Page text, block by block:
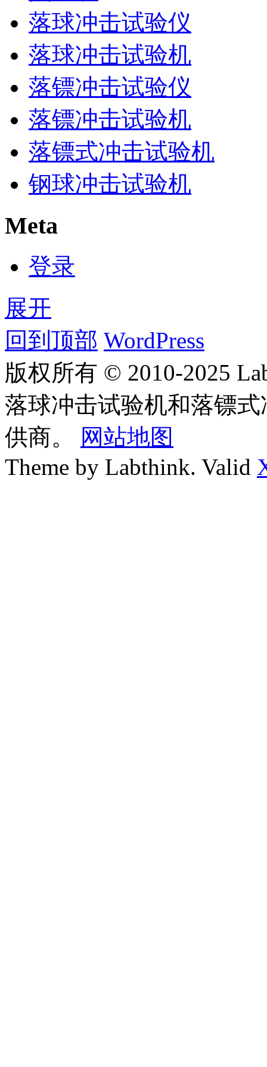
落球冲击试验仪
落球冲击试验机
落镖冲击试验仪
落镖冲击试验机
落镖式冲击试验机
钢球冲击试验机
Meta
登录
展开
回到顶部 WordPress
版权所有 © 2010-2025
落球冲击试验机和落镖
供商。
网站地图
Theme by Labthink. Valid